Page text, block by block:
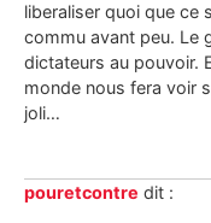
liberaliser quoi que ce
commu avant peu. Le
dictateurs au pouvoir.
monde nous fera voir
joli…
pouretcontre dit :